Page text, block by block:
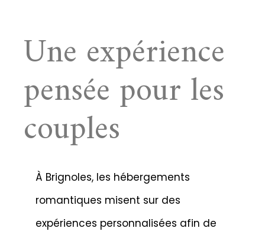
Une expérience
pensée pour les
couples
À Brignoles, les hébergements
romantiques misent sur des
expériences personnalisées afin de